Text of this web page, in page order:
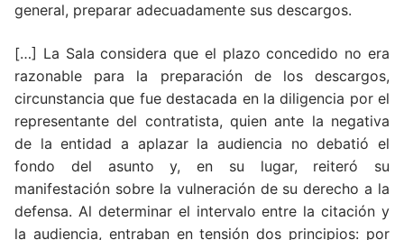
general, preparar adecuadamente sus descargos.
[…] La Sala considera que el plazo concedido no era
razonable para la preparación de los descargos,
circunstancia que fue destacada en la diligencia por el
representante del contratista, quien ante la negativa
de la entidad a aplazar la audiencia no debatió el
fondo del asunto y, en su lugar, reiteró su
manifestación sobre la vulneración de su derecho a la
defensa. Al determinar el intervalo entre la citación y
la audiencia, entraban en tensión dos principios: por